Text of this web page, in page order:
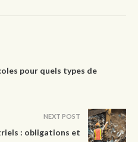
pour quels types de
NEXT POST
: obligations et